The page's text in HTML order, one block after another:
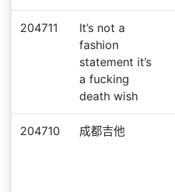
204711
It’s not a
fashion
statement it’s
a fucking
death wish
204710 成都吉他